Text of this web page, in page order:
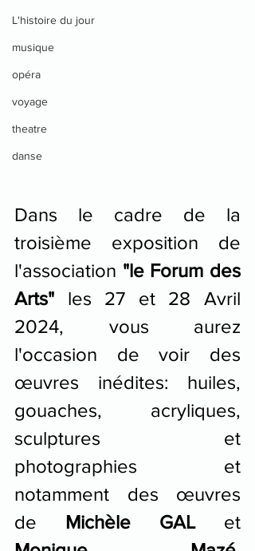
L'histoire du jour
musique
opéra
voyage
theatre
danse
Dans le cadre de la
troisième exposition de
l'association "le Forum des
Arts" les 27 et 28 Avril
2024, vous aurez
l'occasion de voir des
œuvres inédites: huiles,
gouaches, acryliques,
sculptures et
photographies et
notamment des œuvres
de Michèle GAL